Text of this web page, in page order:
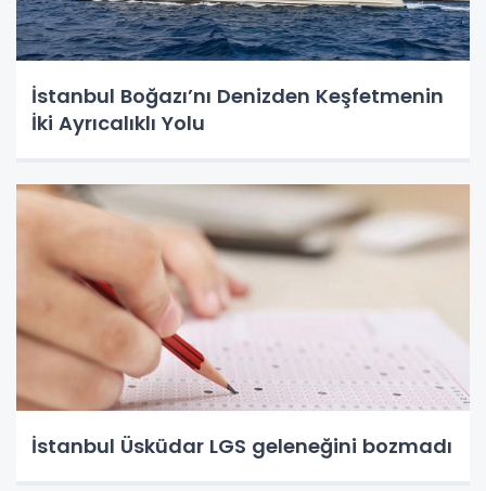
İstanbul Boğazı’nı Denizden Keşfetmenin
İki Ayrıcalıklı Yolu
İstanbul Üsküdar LGS geleneğini bozmadı